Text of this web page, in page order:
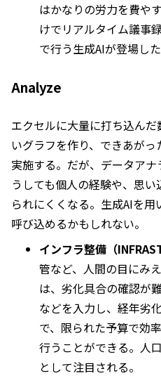
はかなりの労力を費や
けでリアルタイム議事
で行う生成AIが登場した
Analyze
エクセルに大量に打ち込ん
いグラフを作り、できあが
実施する。だが、データア
うしても個人の経験や、思
られにくくなる。生成AIを
呼び込めるかもしれない。
インフラ整備（
管など、人間の目にみ
は、劣化具合の確認が
などを入力し、経年劣
で、限られた予算で効
行うことができる。人
として注目される。